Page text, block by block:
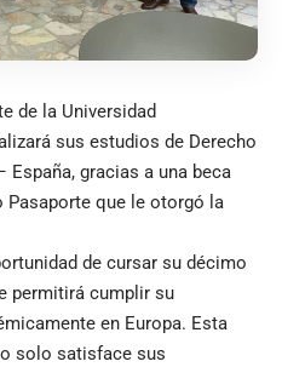
de la Universidad
sus estudios de Derecho
España, gracias a una beca
Pasaporte que le otorgó la
de cursar su décimo
permitirá cumplir su
en Europa. Esta
solo satisface sus